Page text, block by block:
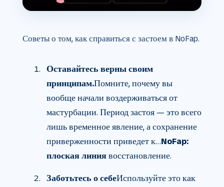
Советы о том, как справиться с застоем в NoFap.
Оставайтесь верны своим
принципам.Помните, почему вы
вообще начали воздерживаться от
мастурбации. Период застоя — это всего
лишь временное явление, а сохранение
приверженности приведет к…NoFap:
плоская линиявосстановление.
Заботьтесь о себеИспользуйте это как